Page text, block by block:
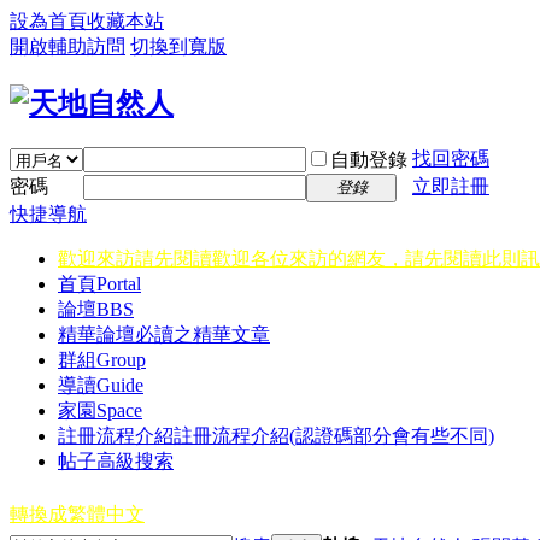
設為首頁收藏本站
開啟輔助訪問 切換到寬版
自動登錄 找回密碼
密碼
登錄
立即註冊
快捷導航
歡迎來訪請先閱讀歡迎各位來訪的網友，請先閱讀此則
首頁Portal
論壇BBS
精華論壇必讀之精華文章
群組Group
導讀Guide
家園 Space
註冊流程介紹註冊流程介紹(認證碼部分會有些不同)
帖子高級搜索
轉換成繁體中文